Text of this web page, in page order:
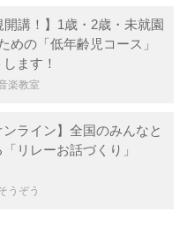
開講！】1歳・2歳・未就園
めの「低年齢児コース」
ます！
楽教室
ライン】全国のみんなと
リレーお話づくり」
うぞう